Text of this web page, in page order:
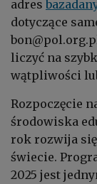
adres
dotyczące
liczyć na
wątpliwości
Rozpoczęcie
środowiska
rok rozwija
świecie.
2025 jest